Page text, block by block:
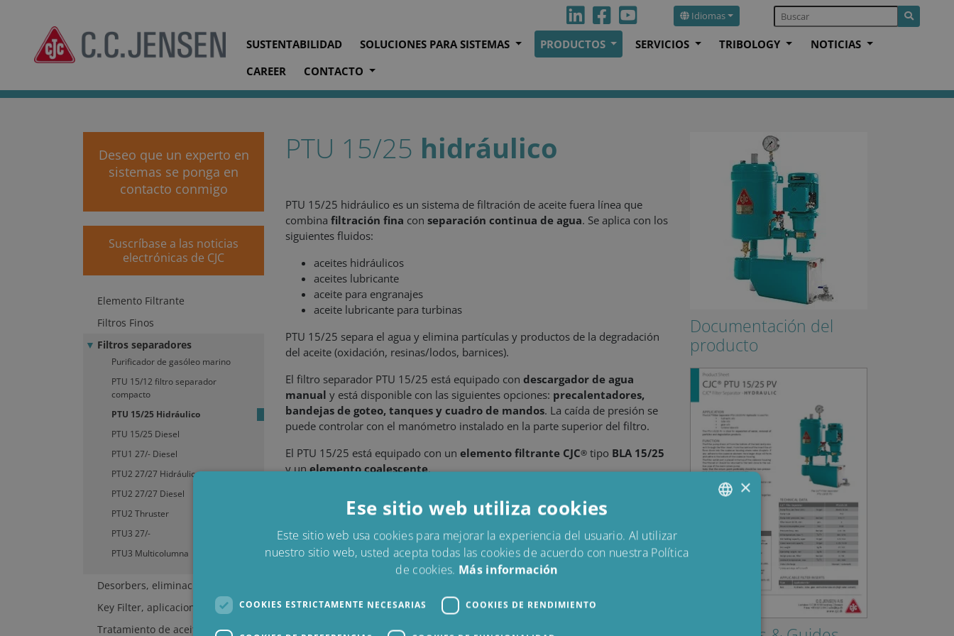
Idiomas
SUSTENTABILIDAD SOLUCIONES PARA SISTEMAS PRODUCTOS SERVICIOS TRIBOLOGY
NOTICIAS
CAREER
CONTACTO
Deseo que un experto en
sistemas se ponga en
contacto conmigo
Suscríbase a las noticias
electrónicas de CJC
Elemento Filtrante
Filtros Finos
Filtros separadores
Purificador de gasóleo marino
PTU 15/12 filtro separador
compacto
PTU 15/25 Hidráulico
PTU 15/25 Diesel
PTU1 27/- Diesel
PTU2 27/27 Hidráulico
PTU2 27/27 Diesel
PTU2 Thruster
PTU3 27/-
PTU3 Multicolumna
Desorbers, eliminación de agua
Key Filter, aplicaciones eólicas
Tratamiento de aceite lubricante
PTU 15/25 hidráulico
PTU 15/25 hidráulico es un sistema de filtración de aceite fuera línea que
combina filtración fina con separación continua de agua. Se aplica con los
siguientes fluidos:
aceites hidráulicos
aceites lubricante
aceite para engranajes
aceite lubricante para turbinas
PTU 15/25 separa el agua y elimina partículas y productos de la degradación
del aceite (oxidación, resinas/lodos, barnices).
El filtro separador PTU 15/25 está equipado con descargador de agua
manual y está disponible con las siguientes opciones: precalentadores,
bandejas de goteo, tanques y cuadro de mandos. La caída de presión se
puede controlar con el manómetro instalado en la parte superior del filtro.
El PTU 15/25 está equipado con un elemento filtrante CJC® tipo BLA 15/25
y unelemento coalescente.
Bombas de alimentación del calentador
Turbinas de vapor
Engranajes con potencial de ingresión de agua, por ejemplo,
Aceites lubricantes en máquinas de etiquetado
y otras industrias similares y aplicaciones del sector marino, donde el
ingreso de agua es un problema típico
Documentación del
producto
×
Ese sitio web utiliza cookies
Este sitio web usa cookies para mejorar la experiencia del usuario. Al utilizar
nuestro sitio web, usted acepta todas las cookies de acuerdo con nuestra Política
de cookies. Más información
COOKIES ESTRICTAMENTE NECESARIAS COOKIES DE RENDIMIENTO